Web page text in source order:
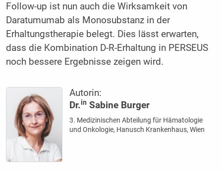
Follow-up ist nun auch die Wirksamkeit von
Daratumumab als Monosubstanz in der
Erhaltungstherapie belegt. Dies lässt erwarten,
dass die Kombination D-R-Erhaltung in PERSEUS
noch bessere Ergebnisse zeigen wird.
Autorin:
Dr.in Sabine Burger
3. Medizinischen Abteilung für Hämatologie
und Onkologie, Hanusch Krankenhaus, Wien